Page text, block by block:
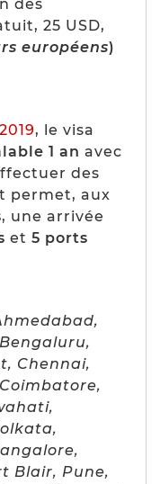
des
25 USD,
européens)
, le visa
1 an avec
des
permet, aux
, une arrivée
et 5 ports
Chennai,
Blair, Pune,